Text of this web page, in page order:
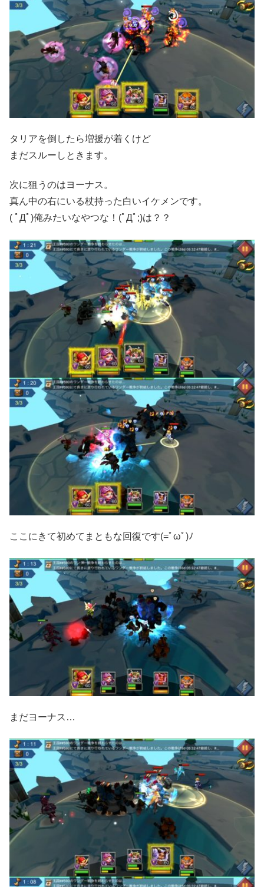
タリアを倒したら増援が着くけど
まだスルーしときます。
次に狙うのはヨーナス。
真ん中の右にいる杖持った白いイケメンです。
( ﾟДﾟ)俺みたいなやつな！(ﾟДﾟ;)は？？
ここにきて初めてまともな回復です(=ﾟωﾟ)ﾉ
まだヨーナス…